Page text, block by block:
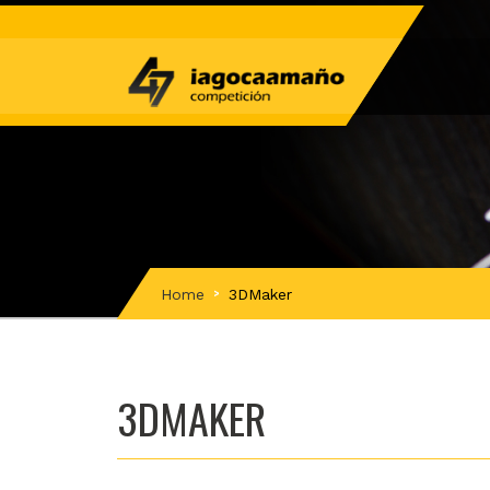
Home 3DMaker
3DMAKER